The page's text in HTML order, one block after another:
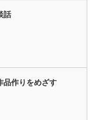
話
品作りをめざす